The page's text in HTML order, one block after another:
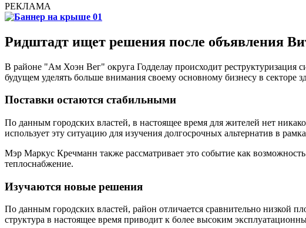
РЕКЛАМА
Ридштадт ищет решения после объявления
В районе "Ам Хоэн Вег" округа Годделау происходит
будущем уделять больше внимания своему основному бизнесу в секторе
Поставки остаются стабильными
По данным городских властей, в настоящее время для жителей нет
использует эту ситуацию для изучения долгосрочных альтернатив в
Мэр Маркус Кречманн также рассматривает это событие как
теплоснабжение.
Изучаются новые решения
По данным городских властей, район отличается сравнительно низкой
структура в настоящее время приводит к более высоким